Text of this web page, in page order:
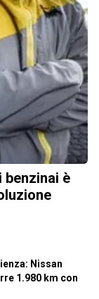
è
Nissan
1.980 km con